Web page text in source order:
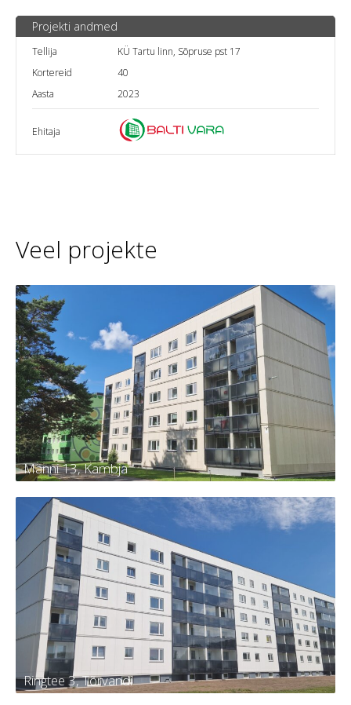
Projekti andmed
Tellija
KÜ Tartu linn, Sõpruse pst 17
Kortereid
40
Aasta
2023
Ehitaja
Veel projekte
Männi 13, Kambja
Männi 13, Kambja
Tellija
Kambja vald, Kambja alevik, Männi tn
13
Kortereid
30
Aasta
2024
Ringtee 3, Tõrvandi